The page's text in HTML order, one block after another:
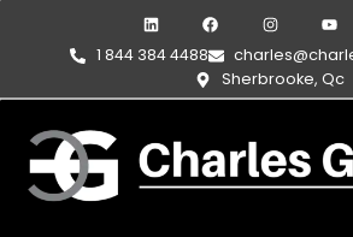
1 844 384 4488
Sherbrooke, Qc